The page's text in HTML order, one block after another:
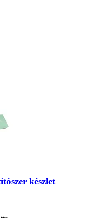
készlet